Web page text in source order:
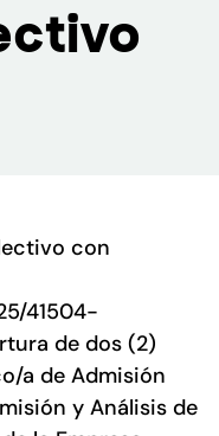
con
41504-
de dos (2)
a de Admisión
y Análisis de